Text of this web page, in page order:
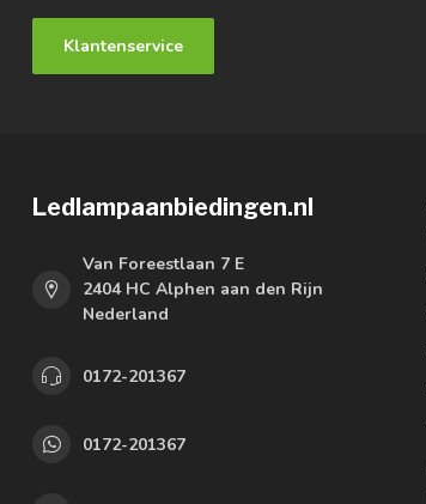
Klantenservice
Ledlampaanbiedingen.nl
Van Foreestlaan 7 E
2404 HC Alphen aan den Rijn
Nederland
0172-201367
0172-201367